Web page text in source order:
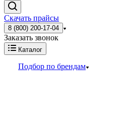
Скачать прайсы
8 (800) 200-17-04
Заказать звонок
Каталог
Подбор по брендам